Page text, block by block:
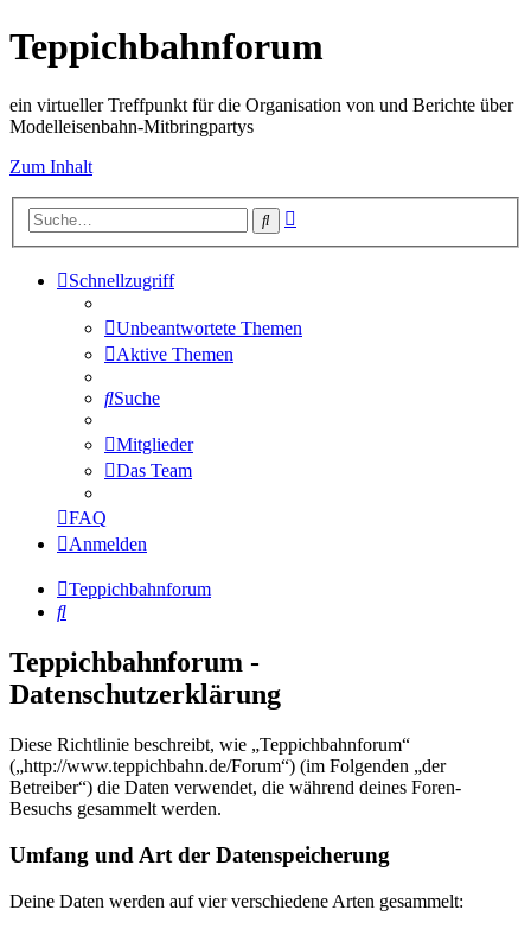
Teppichbahnforum
ein virtueller Treffpunkt für die Organisation von und Berichte über
Modelleisenbahn-Mitbringpartys
Zum Inhalt
Suche
Schnellzugriff
Unbeantwortete Themen
Aktive Themen
Suche
Mitglieder
Das Team
FAQ
Anmelden
Teppichbahnforum
Suche
Teppichbahnforum -
Datenschutzerklärung
Diese Richtlinie beschreibt, wie „Teppichbahnforum“
(„http://www.teppichbahn.de/Forum“) (im Folgenden „der
Betreiber“) die Daten verwendet, die während deines Foren-
Besuchs gesammelt werden.
Umfang und Art der Datenspeicherung
Deine Daten werden auf vier verschiedene Arten gesammelt: